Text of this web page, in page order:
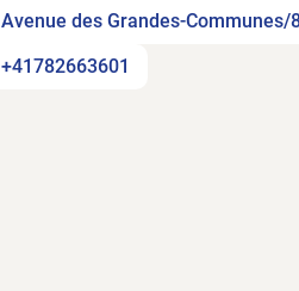
Avenue des Grandes-Communes/
+41782663601